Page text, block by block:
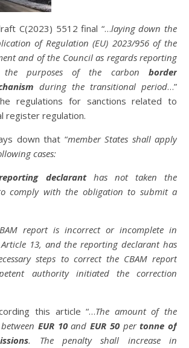
C(2023) 5512 final “…laying down the
of Regulation (EU) 2023/956 of the
and of the Council as regards reporting
the purposes of the carbon border
during the transitional period…”
regulations for sanctions related to
register regulation.
down that “member States shall apply
cases:
declaranthas not taken the
to comply with the obligation to submit a
report is incorrect or incomplete in
13, and the reporting declarant has
steps to correct the CBAM report
authority initiated the correction
this article “…The amount of the
EUR 10andEUR 50pertonne of
. The penalty shall increase in